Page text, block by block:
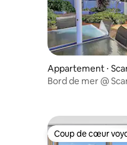
Appartement ⋅
Bord de mer @
Coup de cœur
Coup de cœur